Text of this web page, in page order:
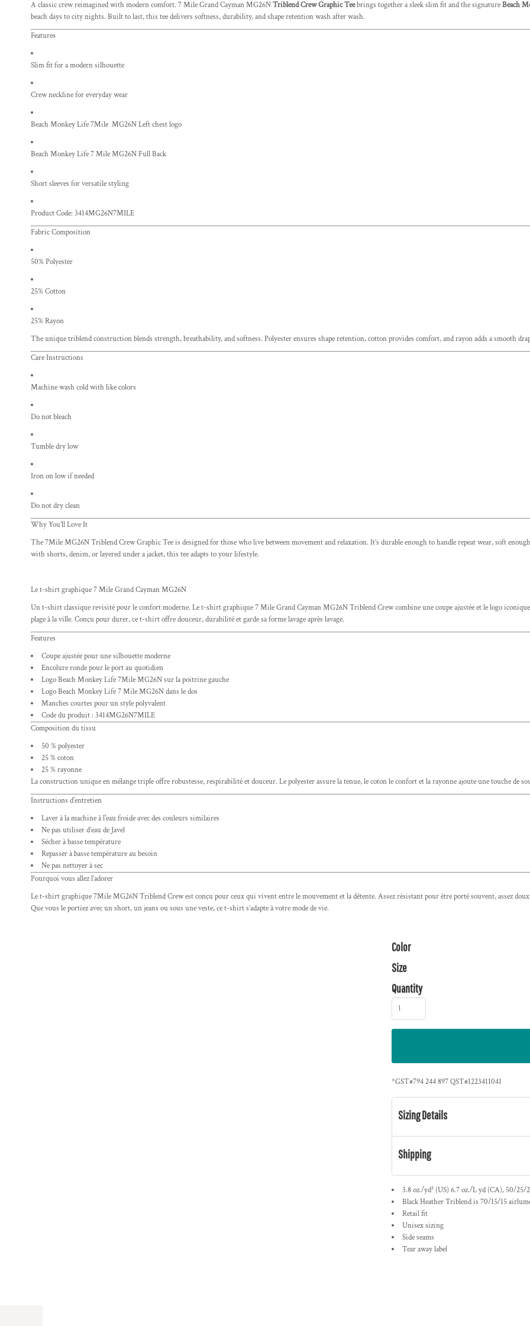
A classic crew reimagined with modern comfort. 7 Mile Grand Cayman MG26NTriblend Crew Graphic Teebrings together a sleek slim fit and the signatureBeach
beach days to city nights. Built to last, this tee delivers softness, durability, and shape retention wash after wash.
Features
Slim fit for a modern silhouette
Crew neckline for everyday wear
Beach Monkey Life 7Mile MG26N Left chest logo
Beach Monkey Life 7 Mile MG26N Full Back
Short sleeves for versatile styling
Product Code: 3414MG26N7MILE
Fabric Composition
50% Polyester
25% Cotton
25% Rayon
The unique triblend construction blends strength, breathability, and softness. Polyester ensures shape retention, cotton provides comfort, and rayon adds a smooth
Care Instructions
Machine wash cold with like colors
Do not bleach
Tumble dry low
Iron on low if needed
Do not dry clean
Why You’ll Love It
The 7Mile MG26N Triblend Crew Graphic Tee is designed for those who live between movement and relaxation. It’s durable enough to handle repeat wear, soft
with shorts, denim, or layered under a jacket, this tee adapts to your lifestyle.
Le t-shirt graphique 7 Mile Grand Cayman MG26N
Un t-shirt classique revisité pour le confort moderne. Le t-shirt graphique 7 Mile Grand Cayman MG26N Triblend Crew combine une coupe ajustée et le logo
plage à la ville. Conçu pour durer, ce t-shirt offre douceur, durabilité et garde sa forme lavage après lavage.
Features
Coupe ajustée pour une silhouette moderne
Encolure ronde pour le port au quotidien
Logo Beach Monkey Life 7Mile MG26N sur la poitrine gauche
Logo Beach Monkey Life 7 Mile MG26N dans le dos
Manches courtes pour un style polyvalent
Code du produit : 3414MG26N7MILE
Composition du tissu
50 % polyester
25 % coton
25 % rayonne
La construction unique en mélange triple offre robustesse, respirabilité et douceur. Le polyester assure la tenue, le coton le confort et la rayonne ajoute une touche de
Instructions d'entretien
Laver à la machine à l'eau froide avec des couleurs similaires
Ne pas utiliser d’eau de Javel
Sécher à basse température
Repasser à basse température au besoin
Ne pas nettoyer à sec
Pourquoi vous allez l’adorer
Le t-shirt graphique 7Mile MG26N Triblend Crew est conçu pour ceux qui vivent entre le mouvement et la détente. Assez résistant pour être porté souvent, assez
Que vous le portiez avec un short, un jeans ou sous une veste, ce t-shirt s’adapte à votre mode de vie.
Color
Size
Quantity
*GST#794 244 897 QST#1223411041
Sizing Details
Shipping
3.8 oz./yd² (US) 6.7 oz./L yd (CA), 50/25/
Black Heather Triblend is 70/15/15
Retail fit
Unisex sizing
Side seams
Tear away label